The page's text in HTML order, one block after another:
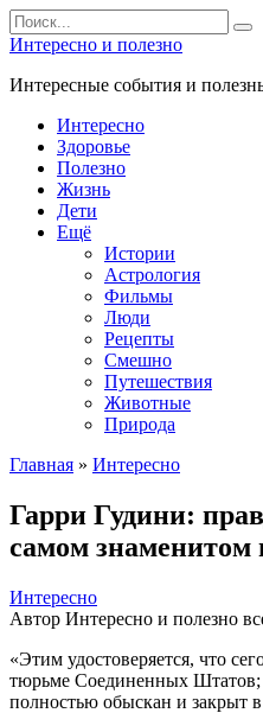
Перейти
к
контенту
Search
for:
Интересно и полезно
Интересные события и
Интересно
Здоровье
Полезно
Жизнь
Дети
Ещё
Истории
Астрология
Фильмы
Люди
Рецепты
Смешно
Путешествия
Животные
Природа
Главная » Интересно
Гарри Гудини:
самом знаменитом
Интересно
Автор Интересно и полезно
«Этим удостоверяется, что
тюрьме Соединенных Штатов;
полностью обыскан и закрыт